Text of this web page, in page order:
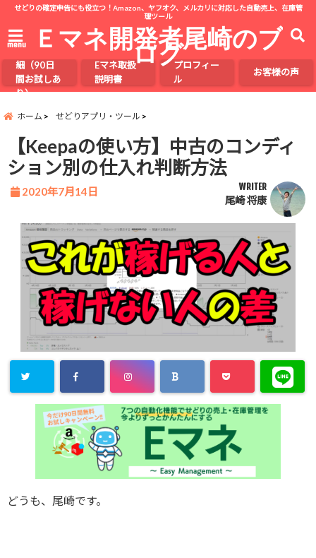
せどりの確定申告にも役立つ！Amazon、ヤフオク、メルカリに対応した自動売上、在庫管
理ツール
menu Ｅマネ開発者尾崎のブ
ログ
Eマネの詳
細（90日
間お試しあ
り）
Eマネ取扱
説明書
プロフィー
ル
お客様の声
ホーム せどりアプリ・ツール
【Keepaの使い方】中古のコンディ
ション別の仕入れ判断方法
2020年7月14日 WRITER
尾崎 将康
どうも、尾崎です。